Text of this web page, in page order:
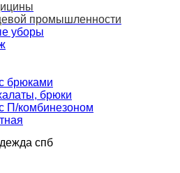
промышленности
уборы
брюками
брюки
П/комбинезоном